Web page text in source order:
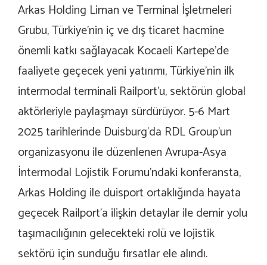
Arkas Holding Liman ve Terminal İşletmeleri
Grubu, Türkiye’nin iç ve dış ticaret hacmine
önemli katkı sağlayacak Kocaeli Kartepe’de
faaliyete geçecek yeni yatırımı, Türkiye’nin ilk
intermodal terminali Railport’u, sektörün global
aktörleriyle paylaşmayı sürdürüyor. 5-6 Mart
2025 tarihlerinde Duisburg’da RDL Group’un
organizasyonu ile düzenlenen Avrupa-Asya
İntermodal Lojistik Forumu’ndaki konferansta,
Arkas Holding ile duisport ortaklığında hayata
geçecek Railport’a ilişkin detaylar ile demir yolu
taşımacılığının gelecekteki rolü ve lojistik
sektörü için sunduğu fırsatlar ele alındı.